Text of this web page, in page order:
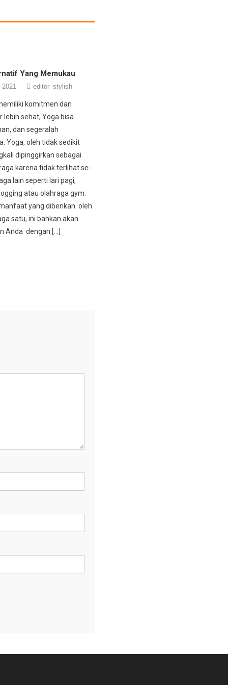
Yang Memukau
editor_stylish
komitmen dan
lebih sehat, Yoga bisa
dan segeralah
Yoga, oleh tidak sedikit
dipinggirkan sebagai
karena tidak terlihat se-
lain seperti lari pagi,
atau olahraga gym.
yang diberikan oleh
satu, ini bahkan akan
Anda dengan […]